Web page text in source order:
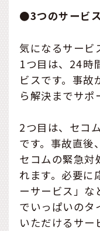
●3つのサービス
気になるサービ
1つ目は、24時
ビスです。事故
ら解決までサポ
2つ目は、セコ
です。事故直後
セコムの緊急対
れます。必要に
ーサービス」な
でいっぱいのタ
いただけるサー